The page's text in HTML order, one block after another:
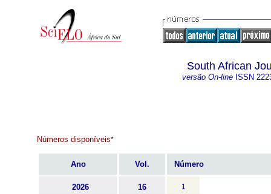
South African
versão On-line ISSN
Números disponíveis*
Ano Vol. Número
2026 16 1